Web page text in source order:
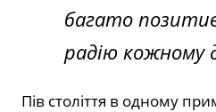
багато
радію кожному
Пів століття в одному